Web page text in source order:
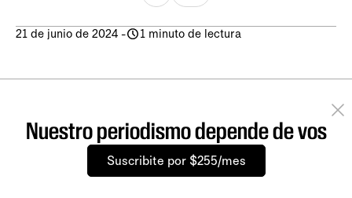
21 de junio de 2024 - 1 minuto de lectura
Nuestro periodismo depende de vos
Suscribite por $255/mes